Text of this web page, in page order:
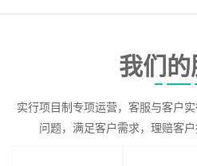
我们的
实行项目制专项运营，客服与客户
问题，满足客户需求，理赔客户